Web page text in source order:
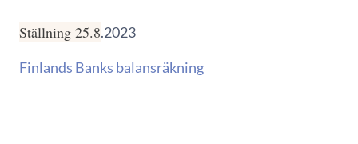
Ställning 25.8.2023
Finlands Banks balansräkning